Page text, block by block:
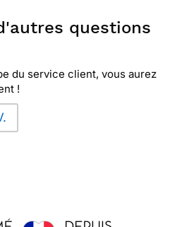
questions
du service client, vous aurez
!